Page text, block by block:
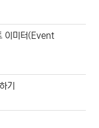
이미터(Event
기